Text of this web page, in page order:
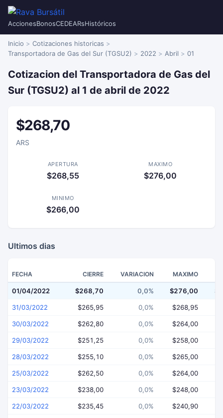
AccionesBonosCEDEARsHistóricos
Inicio
Cotizaciones historicas
Transportadora de Gas del Sur (TGSU2)
2022 Abril 01
Cotizacion del Transportadora de Gas del
Sur (TGSU2) al 1 de abril de 2022
$268,70
ARS
APERTURA
$268,55
MAXIMO
$276,00
MINIMO
$266,00
Ultimos dias
FECHA CIERRE VARIACION MAXIMO
01/04/2022 $268,70 0,0% $276,00
31/03/2022 $265,95 0,0% $268,95
30/03/2022 $262,80 0,0% $264,00
29/03/2022 $251,25 0,0% $258,00
28/03/2022 $255,10 0,0% $265,00
25/03/2022 $262,50 0,0% $264,00
23/03/2022 $238,00 0,0% $248,00
22/03/2022 $235,45 0,0% $240,90